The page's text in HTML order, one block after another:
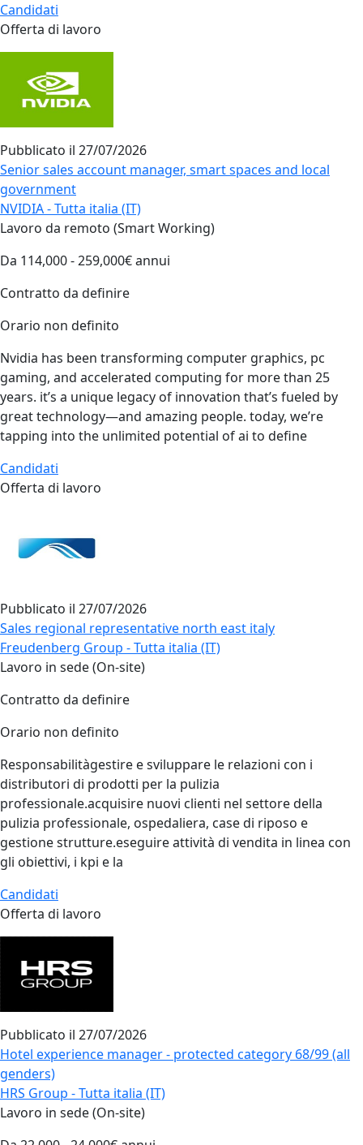
Candidati
Offerta di lavoro
Pubblicato il 27/07/2026
Senior sales account manager, smart spaces and local
government
NVIDIA - Tutta italia (IT)
Lavoro da remoto (Smart Working)
Da 114,000 - 259,000€ annui
Contratto da definire
Orario non definito
Nvidia has been transforming computer graphics, pc
gaming, and accelerated computing for more than 25
years. it’s a unique legacy of innovation that’s fueled by
great technology—and amazing people. today, we’re
tapping into the unlimited potential of ai to define
Candidati
Offerta di lavoro
Pubblicato il 27/07/2026
Sales regional representative north east italy
Freudenberg Group - Tutta italia (IT)
Lavoro in sede (On-site)
Contratto da definire
Orario non definito
Responsabilitàgestire e sviluppare le relazioni con i
distributori di prodotti per la pulizia
professionale.acquisire nuovi clienti nel settore della
pulizia professionale, ospedaliera, case di riposo e
gestione strutture.eseguire attività di vendita in linea con
gli obiettivi, i kpi e la
Candidati
Offerta di lavoro
Pubblicato il 27/07/2026
Hotel experience manager - protected category 68/99 (all
genders)
HRS Group - Tutta italia (IT)
Lavoro in sede (On-site)